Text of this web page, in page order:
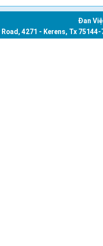
Đan
Road, 4271 - Kerens, Tx